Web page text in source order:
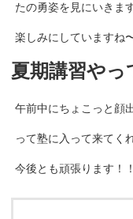
たの勇姿を見にいきま
楽しみにしていますね
夏期講習や
午前中にちょこっと顔
って塾に入って来てく
今後とも頑張ります！！